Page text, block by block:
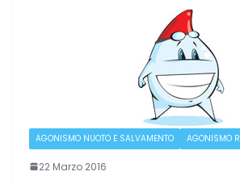
AGONISMO NUOTO E SALVAMENTO AGONISMO
22 Marzo 2016